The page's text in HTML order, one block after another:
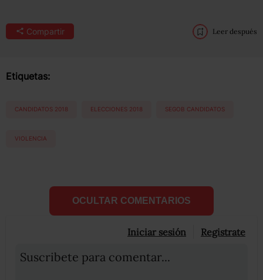
Compartir Leer después
Etiquetas:
CANDIDATOS 2018 ELECCIONES 2018 SEGOB CANDIDATOS
VIOLENCIA
OCULTAR COMENTARIOS
Iniciar sesión Registrate
Suscribete para comentar...